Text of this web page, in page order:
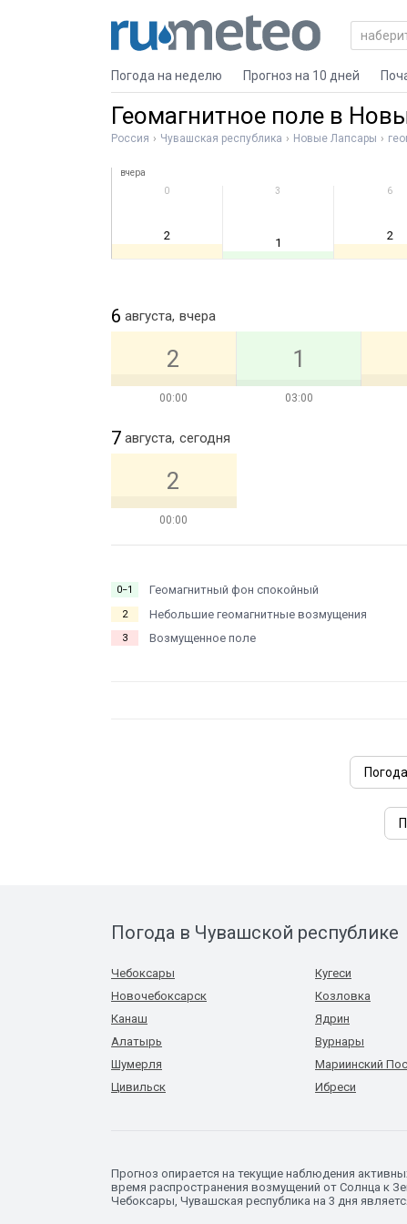
Погода на неделю Прогноз на 10 дней
Геомагнитное поле в
Россия Чувашская республика Новые Лапсары
вчера
0
2
3
1
6
2
6 августа, вчера
00:00
2
03:00
1
7 августа, сегодня
00:00
2
0−1 Геомагнитный фон спокойный
2 Небольшие геомагнитные возмущения
3 Возмущенное поле
Погода в Чувашской республике
Чебоксары
Новочебоксарск
Канаш
Алатырь
Шумерля
Цивильск
Кугеси
Козловка
Ядрин
Вурнары
Мариинский
Ибреси
Прогноз опирается на текущие наблюдения
время распространения возмущений от Солнца к
Чебоксары, Чувашская республика на 3 дня